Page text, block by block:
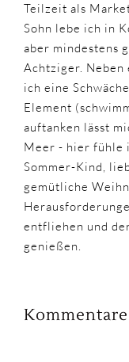
Teilzeit als
Sohn lebe ich in
aber mindestens
Achtziger. Neben
ich eine
Element
auftanken lässt
Meer - hier fühle
Sommer-Kind,
gemütliche
entfliehen und
genießen.
Kommentare